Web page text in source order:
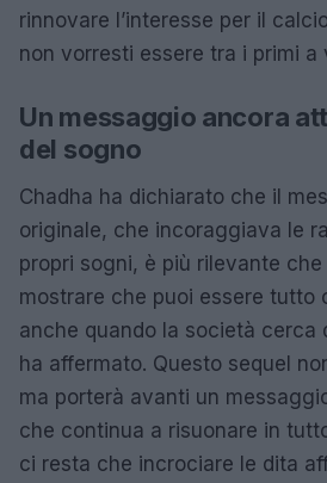
rinnovare l’interesse per il
non vorresti essere tra i primi a
Un messaggio ancora
del sogno
Chadha ha dichiarato che il
originale, che incoraggiava le
propri sogni, è più rilevante che
mostrare che puoi essere tutto
anche quando la società cerca
ha affermato. Questo sequel
ma porterà avanti un
che continua a risuonare in
ci resta che incrociare le dita